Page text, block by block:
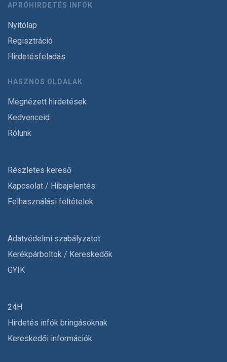
APRÓHIRDETÉS INFÓK
Nyitólap
Regisztráció
Hirdetésfeladás
HASZNOS OLDALAK
Megnézett hirdetések
Kedvenceid
Rólunk
Részletes kereső
Kapcsolat / Hibajelentés
Felhasználási feltételek
Adatvédelmi szabályzatot
Kerékpárboltok / Kereskedők
GYIK
24H
Hirdetés infók bringásoknak
Kereskedői információk